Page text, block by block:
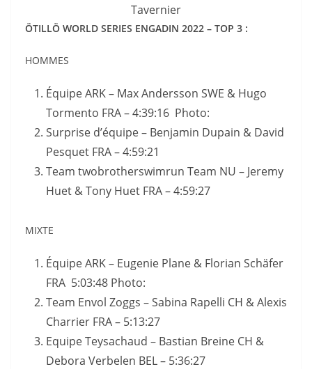
Tavernier
ÖTILLÖ WORLD SERIES ENGADIN 2022 – TOP 3 :
HOMMES
Équipe ARK – Max Andersson SWE & Hugo
Tormento FRA – 4:39:16 Photo:
Surprise d’équipe – Benjamin Dupain & David
Pesquet FRA – 4:59:21
Team twobrotherswimrun Team NU – Jeremy
Huet & Tony Huet FRA – 4:59:27
MIXTE
Équipe ARK – Eugenie Plane & Florian Schäfer
FRA 5:03:48 Photo:
Team Envol Zoggs – Sabina Rapelli CH & Alexis
Charrier FRA – 5:13:27
Equipe Teysachaud – Bastian Breine CH &
Debora Verbelen BEL – 5:36:27